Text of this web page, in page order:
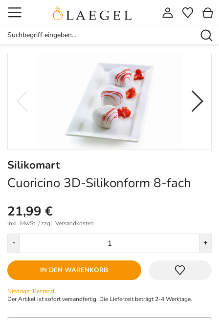
Silikomart
Cuoricino 3D-Silikonform 8-fach
21,99 €
inkl. MwSt. / zzgl. Versandkosten
- +
IN DEN WARENKORB
Niedriger Bestand
Der Artikel ist sofort versandfertig. Die Lieferzeit beträgt 2-4 Werktage.